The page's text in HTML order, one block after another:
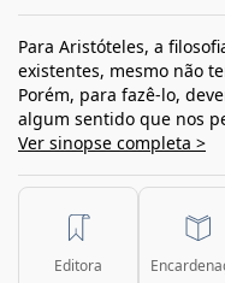
Para Aristóteles, a
existentes, mesmo não
Porém, para fazê-lo,
algum sentido que nos
Ver sinopse completa >
Editora